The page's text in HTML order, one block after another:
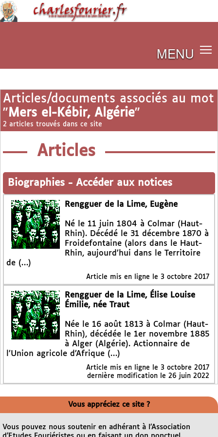
MENU
Articles/documents associés au mot
"Mers el-Kébir, Algérie"
2 articles trouvés dans ce site
Articles
Biographies - Accéder aux notices
Rengguer de la Lime, Eugène
Né le 11 juin 1804 à Colmar (Haut-
Rhin). Décédé le 31 décembre 1870 à
Froidefontaine (alors dans le Haut-
Rhin, aujourd’hui dans le Territoire
de (…)
Article mis en ligne le 3 octobre 2017
Rengguer de la Lime, Élise Louise
Émilie, née Traut
Née le 16 août 1813 à Colmar (Haut-
Rhin), décédée le 1er novembre 1885
à Alger (Algérie). Actionnaire de
l’Union agricole d’Afrique (…)
Article mis en ligne le 3 octobre 2017
dernière modification le 26 juin 2022
Vous appréciez ce site ?
Vous pouvez nous soutenir en adhérant à l’Association